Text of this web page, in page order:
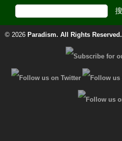
© 2026 Paradism. All Rights Reserved.